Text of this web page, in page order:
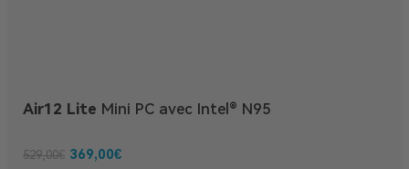
Air12 Lite Mini PC avec Intel® N95
529,00€ 369,00€